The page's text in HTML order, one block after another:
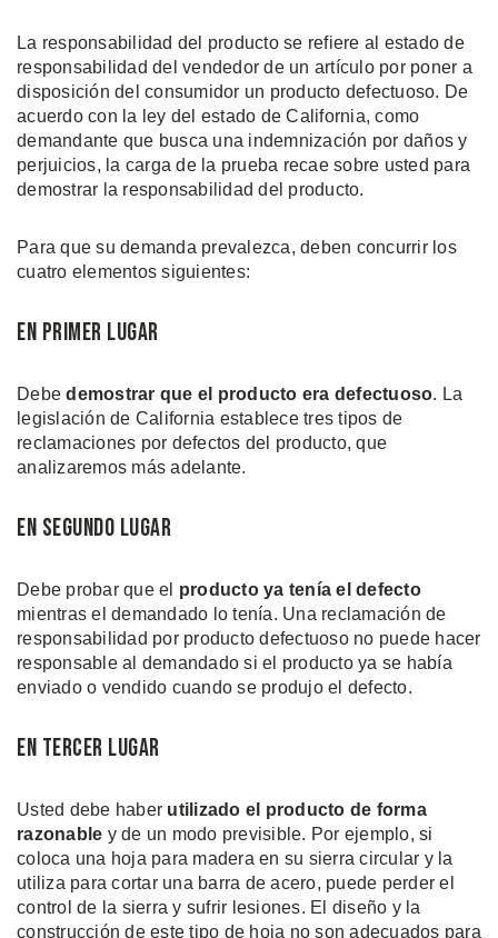
La responsabilidad del producto se refiere al estado de
responsabilidad del vendedor de un artículo por poner a
disposición del consumidor un producto defectuoso. De
acuerdo con la ley del estado de California, como
demandante que busca una indemnización por daños y
perjuicios, la carga de la prueba recae sobre usted para
demostrar la responsabilidad del producto.
Para que su demanda prevalezca, deben concurrir los
cuatro elementos siguientes:
En Primer Lugar
Debedemostrar que el producto era defectuoso. La
legislación de California establece tres tipos de
reclamaciones por defectos del producto, que
analizaremos más adelante.
En Segundo Lugar
Debe probar que el producto ya tenía el defecto
mientras el demandado lo tenía. Una reclamación de
responsabilidad por producto defectuoso no puede hacer
responsable al demandado si el producto ya se había
enviado o vendido cuando se produjo el defecto.
En Tercer Lugar
Usted debe haber utilizado el producto de forma
razonable y de un modo previsible. Por ejemplo, si
coloca una hoja para madera en su sierra circular y la
utiliza para cortar una barra de acero, puede perder el
control de la sierra y sufrir lesiones. El diseño y la
construcción de este tipo de hoja no son adecuados para